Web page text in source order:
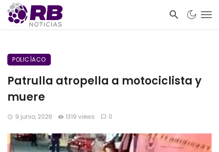
POLICÍACO
Patrulla atropella a motociclista y
muere
9 junio, 2026 1319 views 0